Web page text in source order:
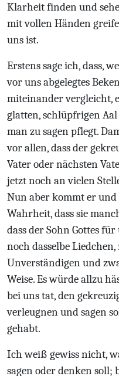
Klarheit finden und
mit vollen Händen
uns ist.
Erstens sage ich, dass,
vor uns abgelegtes
miteinander vergleicht,
glatten, schlüpfrigen Aal
man zu sagen pflegt.
vor allen, dass der
Vater oder nächsten
jetzt noch an vielen
Nun aber kommt er
Wahrheit, dass sie
dass der Sohn Gottes
noch dasselbe
Unverständigen und
Weise. Es würde allzu
bei uns tat, den
verleugnen und sagen
gehabt.
Ich weiß gewiss nicht,
sagen oder denken soll;